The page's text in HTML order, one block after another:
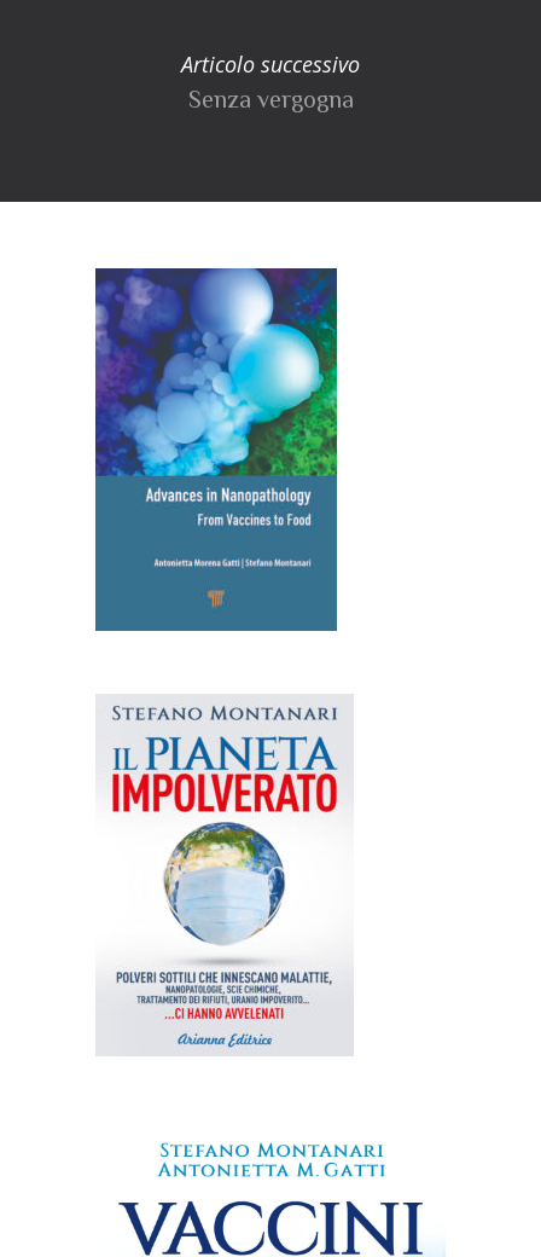
Articolo successivo
Senza vergogna